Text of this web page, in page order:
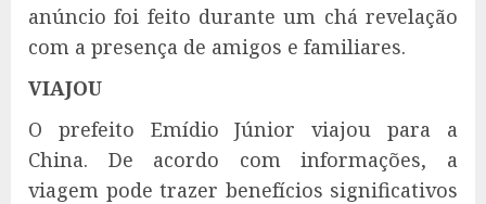
anúncio foi feito durante um chá revelação
com a presença de amigos e familiares.
VIAJOU
O prefeito Emídio Júnior viajou para a
China. De acordo com informações, a
viagem pode trazer benefícios significativos